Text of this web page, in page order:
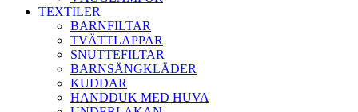
TEXTILER
BARNFILTAR
TVÄTTLAPPAR
SNUTTEFILTAR
BARNSÄNGKLÄDER
KUDDAR
HANDDUK MED HUVA